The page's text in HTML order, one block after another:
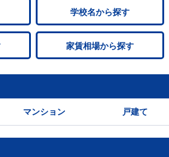
学校名から探す
家賃相場から探す
マンション 戸建て